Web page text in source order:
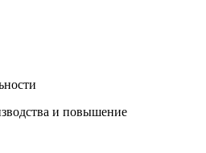
и повышение